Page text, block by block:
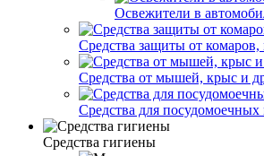
Освежители в
Средства защиты от
Средства от мышей, крыс и
Средства для
Средства гигиены